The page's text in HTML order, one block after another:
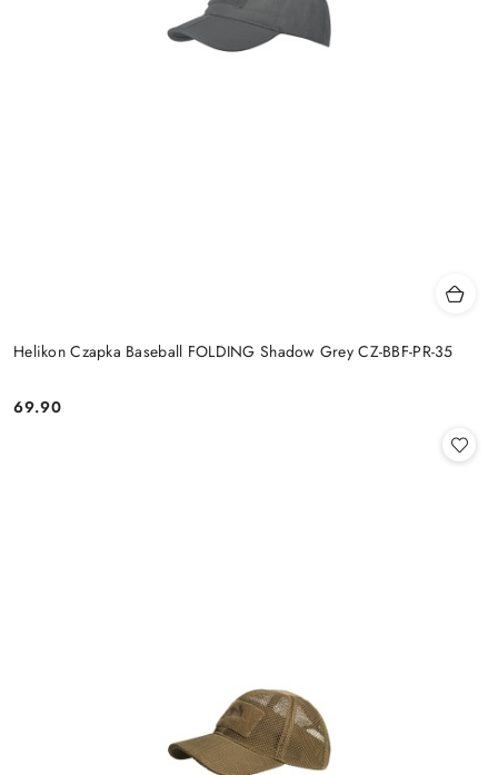
Helikon Czapka Baseball FOLDING Shadow Grey CZ-BBF-PR-35
Cena:
69.90